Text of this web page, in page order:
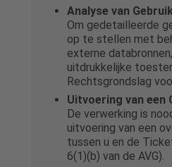
Analyse van
Om gedetailleerde
op te stellen met
externe
uitdrukkelijke
Rechtsgrondslag
Uitvoering van een
De verwerking is
uitvoering van een
tussen u en de
6(1)(b) van de AVG).